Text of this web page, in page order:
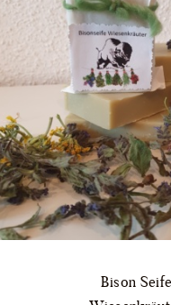
Bison Seife